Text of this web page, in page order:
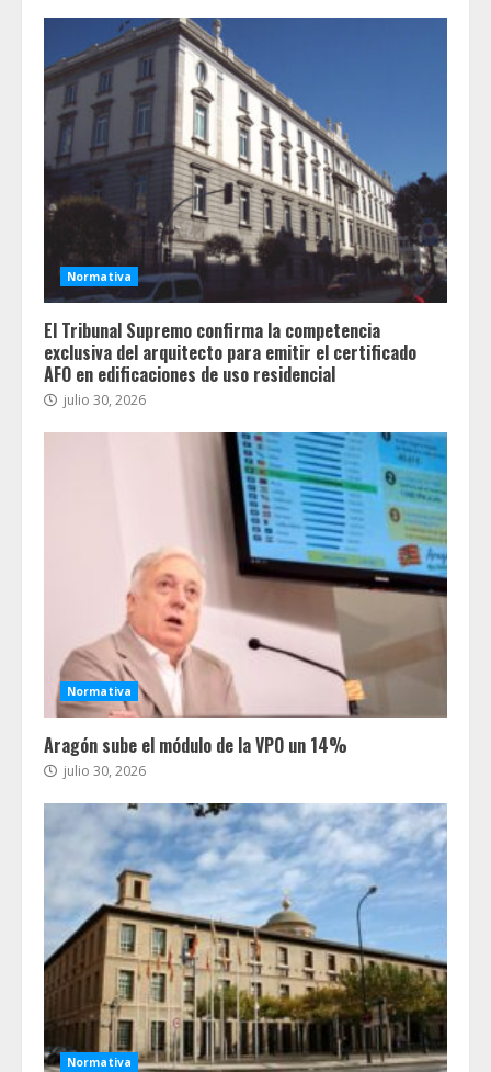
Normativa
El Tribunal Supremo confirma la competencia
exclusiva del arquitecto para emitir el certificado
AFO en edificaciones de uso residencial
julio 30, 2026
Normativa
Aragón sube el módulo de la VPO un 14%
julio 30, 2026
Normativa